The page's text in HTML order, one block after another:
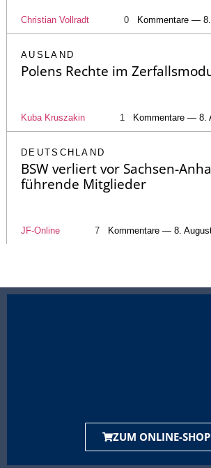
Christian Vollradt 0 Kommentare —
AUSLAND
Polens Rechte im
Kuba Kruszakin 1 Kommentare — 8.
DEUTSCHLAND
BSW verliert vor Sachsen-
führende Mitglieder
JF-Online 7 Kommentare — 8.
ZUM ONLINE-SHOP